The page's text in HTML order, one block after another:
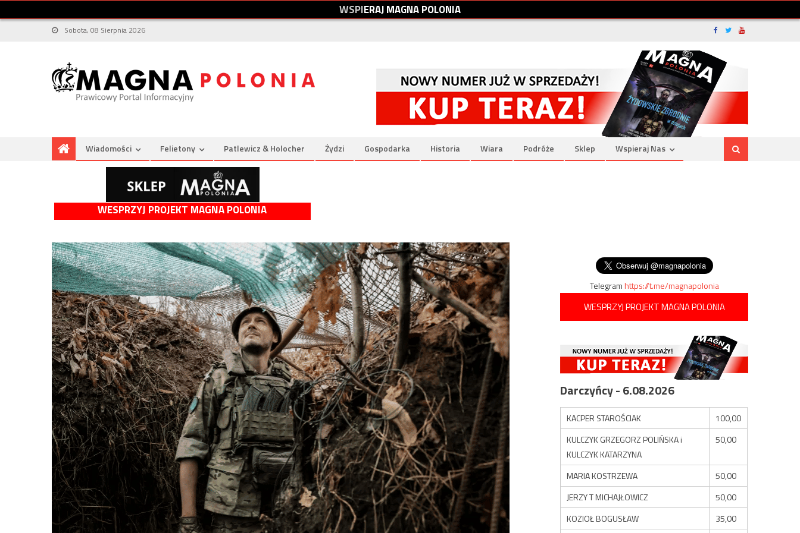
WSPIERAJMAGNAPOLONIA
Sobota, 08 Sierpnia 2026
Wiadomości Felietony Patlewicz & Holocher Żydzi Gospodarka Historia Wiara Podróże Sklep Wspieraj Nas
WESPRZYJ PROJEKT MAGNA POLONIA
Telegramhttps://t.me/magnapolonia
WESPRZYJ PROJEKT MAGNA POLONIA
Darczyńcy - 6.08.2026
KACPER STAROŚCIAK
100,00
KULCZYK GRZEGORZ POLIŃSKA i
KULCZYK KATARZYNA
50,00
MARIA KOSTRZEWA
50,00
JERZY T MICHAJŁOWICZ
50,00
KOZIOŁ BOGUSŁAW
35,00